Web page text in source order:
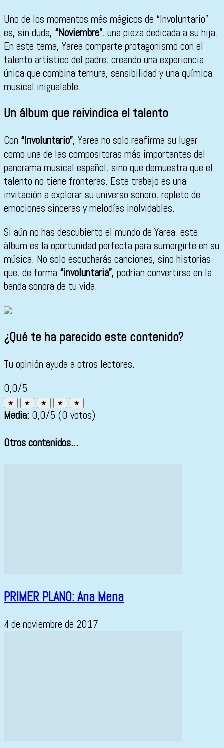
Uno de los momentos más mágicos de “Involuntario”
es, sin duda, “Noviembre”, una pieza dedicada a su hija.
En este tema, Yarea comparte protagonismo con el
talento artístico del padre, creando una experiencia
única que combina ternura, sensibilidad y una química
musical inigualable.
Un álbum que reivindica el talento
Con “Involuntario”, Yarea no solo reafirma su lugar
como una de las compositoras más importantes del
panorama musical español, sino que demuestra que el
talento no tiene fronteras. Este trabajo es una
invitación a explorar su universo sonoro, repleto de
emociones sinceras y melodías inolvidables.
Si aún no has descubierto el mundo de Yarea, este
álbum es la oportunidad perfecta para sumergirte en su
música. No solo escucharás canciones, sino historias
que, de forma “involuntaria”, podrían convertirse en la
banda sonora de tu vida.
¿Qué te ha parecido este contenido?
Tu opinión ayuda a otros lectores.
0,0/5
★ ★ ★ ★ ★
Media: 0,0/5 (0 votos)
Otros contenidos...
PRIMER PLANO: Ana Mena
4 de noviembre de 2017